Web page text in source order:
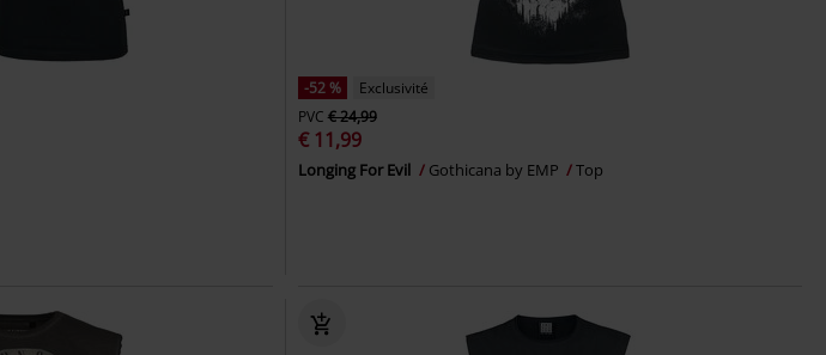
-52 %
Exclusivité
PVC € 24,99
€ 11,99
Longing For Evil Gothicana by EMP Top